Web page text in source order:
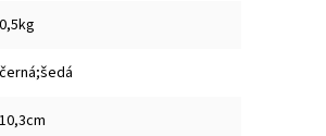
0,5kg
černá;šedá
10,3cm